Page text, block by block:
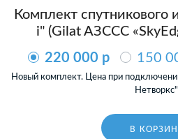
Комплект спутникового
i" (Gilat AЗССС
220 000 p
150
Новый комплект. Цена при
Нетворкс"
В